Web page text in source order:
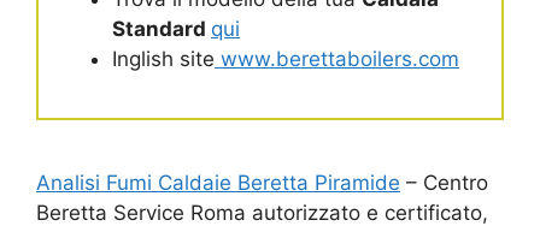
Standard qui
Inglish site www.berettaboilers.com
Analisi Fumi Caldaie Beretta Piramide – Centro
Beretta Service Roma autorizzato e certificato,